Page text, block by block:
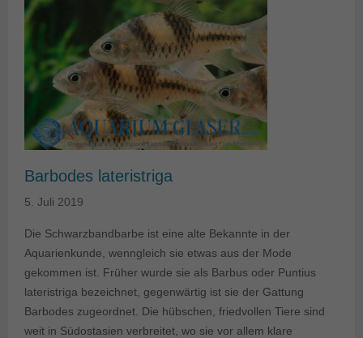
Barbodes lateristriga
5. Juli 2019
Die Schwarzbandbarbe ist eine alte Bekannte in der
Aquarienkunde, wenngleich sie etwas aus der Mode
gekommen ist. Früher wurde sie als Barbus oder Puntius
lateristriga bezeichnet, gegenwärtig ist sie der Gattung
Barbodes zugeordnet. Die hübschen, friedvollen Tiere sind
weit in Südostasien verbreitet, wo sie vor allem klare